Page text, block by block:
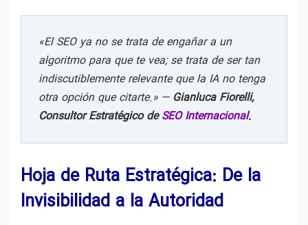
«El SEO ya no se trata de engañar a un
algoritmo para que te vea; se trata de ser tan
indiscutiblemente relevante que la IA no tenga
otra opción que citarte.» — Gianluca Fiorelli,
Consultor Estratégico deSEO Internacional.
Hoja de Ruta Estratégica: De la
Invisibilidad a la Autoridad